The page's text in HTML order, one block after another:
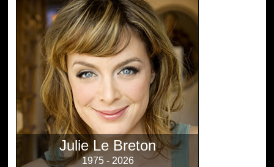
Julie Le Breton
1975 - 2026